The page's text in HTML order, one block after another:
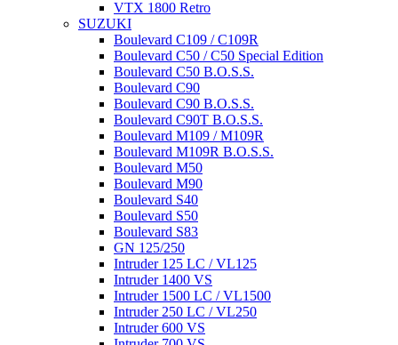
VTX 1800 Retro
SUZUKI
Boulevard C109 / C109R
Boulevard C50 / C50 Special Edition
Boulevard C50 B.O.S.S.
Boulevard C90
Boulevard C90 B.O.S.S.
Boulevard C90T B.O.S.S.
Boulevard M109 / M109R
Boulevard M109R B.O.S.S.
Boulevard M50
Boulevard M90
Boulevard S40
Boulevard S50
Boulevard S83
GN 125/250
Intruder 125 LC / VL125
Intruder 1400 VS
Intruder 1500 LC / VL1500
Intruder 250 LC / VL250
Intruder 600 VS